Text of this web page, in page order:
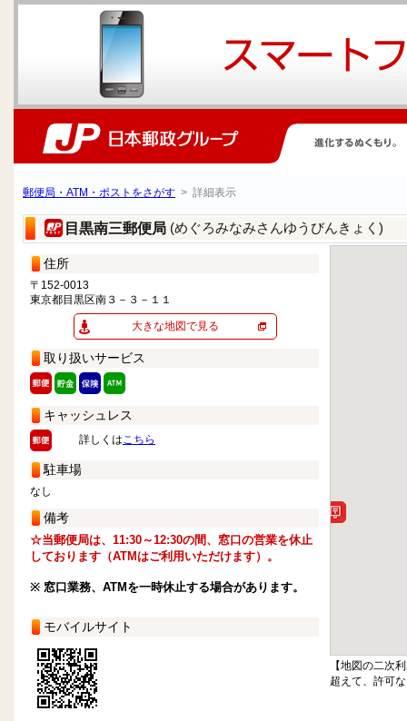
郵便局・ATM・ポストをさがす > 詳細表示
目黒南三郵便局 (めぐろみなみさんゆうびんきょく)
住所
〒152-0013
東京都目黒区南３－３－１１
大きな地図で見る
取り扱いサービス
キャッシュレス
詳しくはこちら
駐車場
なし
備考
☆当郵便局は、11:30～12:30の間、窓口の営業を休止
しております（ATMはご利用いただけます）。
※ 窓口業務、ATMを一時休止する場合があります。
モバイルサイト
【地図の二次
超えて、許可